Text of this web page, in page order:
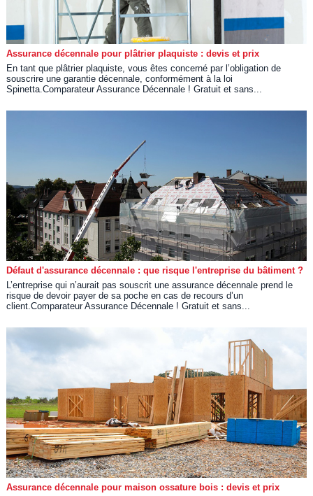
Assurance décennale pour plâtrier plaquiste : devis et prix
En tant que plâtrier plaquiste, vous êtes concerné par l’obligation de
souscrire une garantie décennale, conformément à la loi
Spinetta.Comparateur Assurance Décennale ! Gratuit et sans...
Défaut d'assurance décennale : que risque l'entreprise du bâtiment ?
L’entreprise qui n’aurait pas souscrit une assurance décennale prend le
risque de devoir payer de sa poche en cas de recours d’un
client.Comparateur Assurance Décennale ! Gratuit et sans...
Assurance décennale pour maison ossature bois : devis et prix